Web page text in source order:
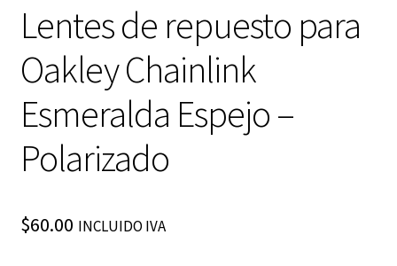
Lentes de repuesto para
Oakley Chainlink
Esmeralda Espejo –
Polarizado
$60.00 INCLUIDO IVA